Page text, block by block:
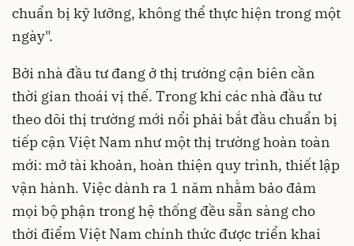
chuẩn bị kỹ lưỡng, không thể thực hiện trong một
ngày".
Bởi nhà đầu tư đang ở thị trường cận biên cần
thời gian thoái vị thế. Trong khi các nhà đầu tư
theo dõi thị trường mới nổi phải bắt đầu chuẩn bị
tiếp cận Việt Nam như một thị trường hoàn toàn
mới: mở tài khoản, hoàn thiện quy trình, thiết lập
vận hành. Việc dành ra 1 năm nhằm bảo đảm
mọi bộ phận trong hệ thống đều sẵn sàng cho
thời điểm Việt Nam chính thức được triển khai